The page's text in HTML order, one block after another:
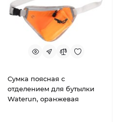
Сумка поясная с
отделением для бутылки
Waterun, оранжевая